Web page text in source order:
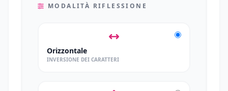
MODALITÀ RIFLESSIONE
Orizzontale
INVERSIONE DEI CARATTERI